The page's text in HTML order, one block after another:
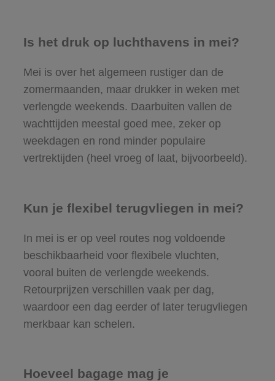
Is het druk op luchthavens in mei?
Mei is over het algemeen rustiger dan de
zomermaanden, maar drukker in weken met
verlengde weekends. Daarbuiten vallen de
wachttijden meestal goed mee, zeker op
weekdagen en rond minder populaire
vertrektijden (heel vroeg of laat, bijvoorbeeld).
Kun je flexibel terugvliegen in mei?
In mei is er op veel routes nog voldoende
beschikbaarheid voor flexibele vluchten,
vooral buiten de verlengde weekends.
Retourprijzen verschillen vaak per dag,
waardoor een dag eerder of later terugvliegen
merkbaar kan schelen.
Hoeveel bagage mag je